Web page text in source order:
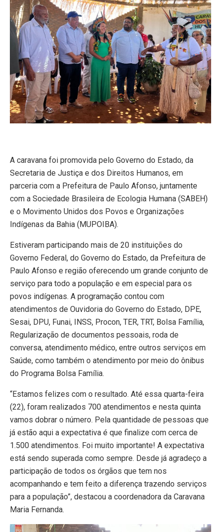
A caravana foi promovida pelo Governo do Estado, da
Secretaria de Justiça e dos Direitos Humanos, em
parceria com a Prefeitura de Paulo Afonso, juntamente
com a Sociedade Brasileira de Ecologia Humana (SABEH)
e o Movimento Unidos dos Povos e Organizações
Indígenas da Bahia (MUPOIBA).
Estiveram participando mais de 20 instituições do
Governo Federal, do Governo do Estado, da Prefeitura de
Paulo Afonso e região oferecendo um grande conjunto de
serviço para todo a população e em especial para os
povos indígenas. A programação contou com
atendimentos de Ouvidoria do Governo do Estado, DPE,
Sesai, DPU, Funai, INSS, Procon, TER, TRT, Bolsa Família,
Regularização de documentos pessoais, roda de
conversa, atendimento médico, entre outros serviços em
Saúde, como também o atendimento por meio do ônibus
do Programa Bolsa Família.
“Estamos felizes com o resultado. Até essa quarta-feira
(22), foram realizados 700 atendimentos e nesta quinta
vamos dobrar o número. Pela quantidade de pessoas que
já estão aqui a expectativa é que finalize com cerca de
1.500 atendimentos. Foi muito importante! A expectativa
está sendo superada como sempre. Desde já agradeço a
participação de todos os órgãos que tem nos
acompanhando e tem feito a diferença trazendo serviços
para a população”, destacou a coordenadora da Caravana
Maria Fernanda.